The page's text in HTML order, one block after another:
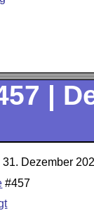
|
31. Dezember
#457